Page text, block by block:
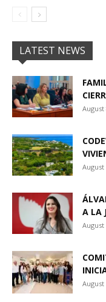
LATEST NEWS
August
August
A LA
August
August